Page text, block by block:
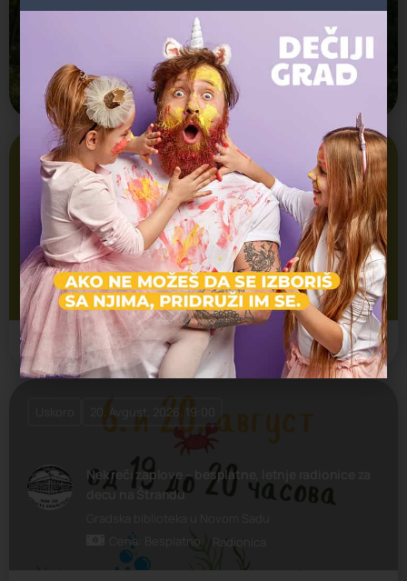
Eko vikend ispred IMMO Outlet centra
IMMO Outlet Centar
Cena: Besplatno
Radionica
Kreativne radionice za decu i omladinu u Ložionici
Ložionica Cena: Besplatno Radionica
Uskoro 8. Avgust, 2026. 11:00
Ložionica
Nek reči zaplove – besplatne, letnje radionice za
decu na Štrandu
Cena: Besplatno
Radionica
20. Avgust, 2026. 19:00